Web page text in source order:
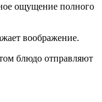
ощущение полного
воображение.
блюдо отправляют